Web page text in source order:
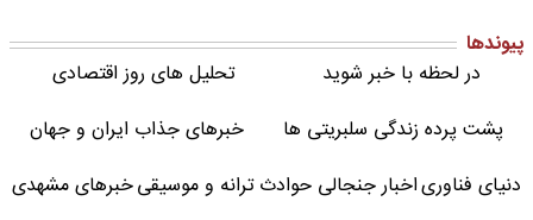
پیوندها
در لحظه با خبر شوید
تحلیل های روز اقتصادی
پشت پرده زندگی سلبریتی ها
خبرهای جذاب ایران و جهان
دنیای فناوریاخبار جنجالی حوادثترانه و موسیقیخبرهای مشهدی